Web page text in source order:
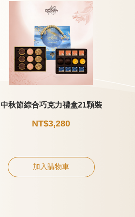
中秋節綜合巧克力禮盒21顆裝
NT$3,280
加入購物車